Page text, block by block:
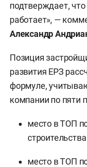
подтверждает,
работает», —
Александр
Позиция
развития ЕРЗ
формуле,
компании по пяти
место в ТОП
место в ТОП